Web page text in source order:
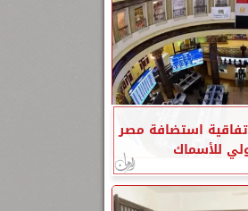
استضافة مصر
للأسماك